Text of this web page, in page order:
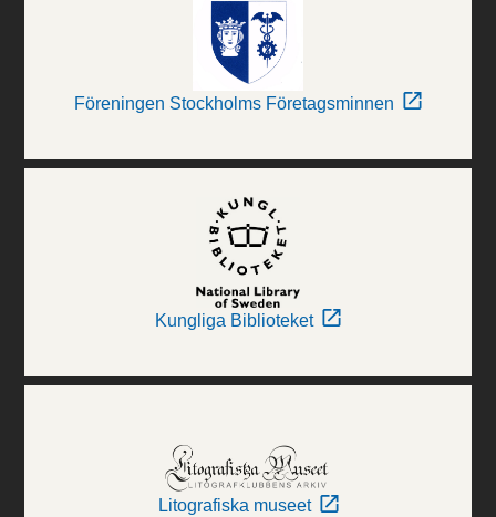
Föreningen Stockholms Företagsminnen
Kungliga Biblioteket
Litografiska museet